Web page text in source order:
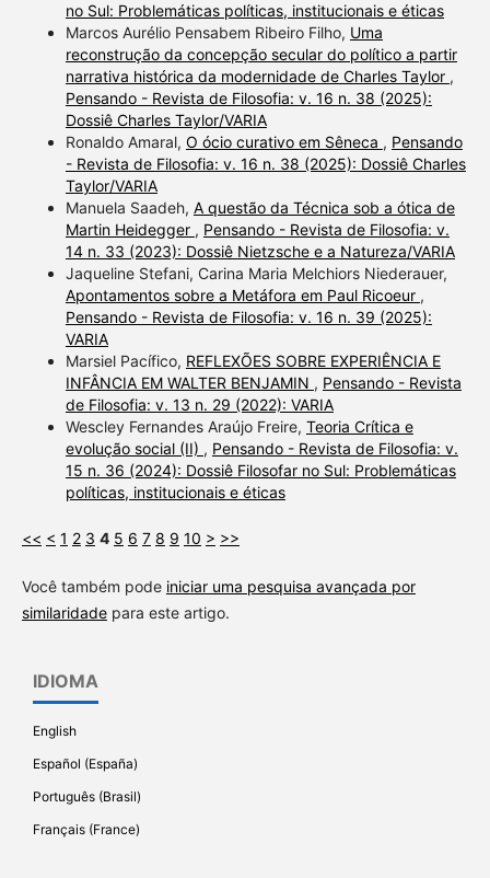
no Sul: Problemáticas políticas, institucionais e éticas
Marcos Aurélio Pensabem Ribeiro Filho, Uma
reconstrução da concepção secular do político a partir
narrativa histórica da modernidade de Charles Taylor ,
Pensando - Revista de Filosofia: v. 16 n. 38 (2025):
Dossiê Charles Taylor/VARIA
Ronaldo Amaral, O ócio curativo em Sêneca , Pensando
- Revista de Filosofia: v. 16 n. 38 (2025): Dossiê Charles
Taylor/VARIA
Manuela Saadeh, A questão da Técnica sob a ótica de
Martin Heidegger , Pensando - Revista de Filosofia: v.
14 n. 33 (2023): Dossiê Nietzsche e a Natureza/VARIA
Jaqueline Stefani, Carina Maria Melchiors Niederauer,
Apontamentos sobre a Metáfora em Paul Ricoeur ,
Pensando - Revista de Filosofia: v. 16 n. 39 (2025):
VARIA
Marsiel Pacífico, REFLEXÕES SOBRE EXPERIÊNCIA E
INFÂNCIA EM WALTER BENJAMIN , Pensando - Revista
de Filosofia: v. 13 n. 29 (2022): VARIA
Wescley Fernandes Araújo Freire, Teoria Crítica e
evolução social (II) , Pensando - Revista de Filosofia: v.
15 n. 36 (2024): Dossiê Filosofar no Sul: Problemáticas
políticas, institucionais e éticas
<< < 1 2 3 4 5 6 7 8 9 10 > >>
Você também pode iniciar uma pesquisa avançada por
similaridadepara este artigo.
IDIOMA
English
Español (España)
Português (Brasil)
Français (France)